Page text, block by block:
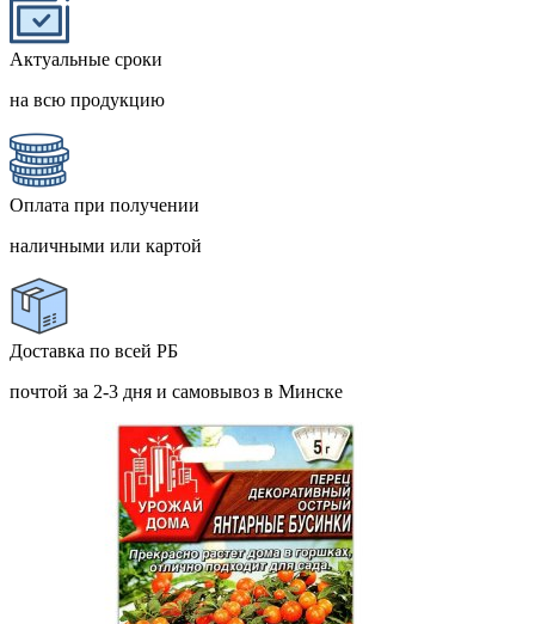
Актуальные сроки
на всю продукцию
Оплата при получении
наличными или картой
Доставка по всей РБ
почтой за 2-3 дня и самовывоз в Минске